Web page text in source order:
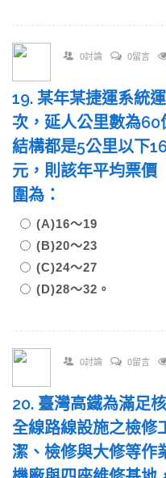
0討論 0留言
19. 某年某捷運系統
次，延人公里數為
結構都是5公里以下
元，則該年平均票價
圍為：
(A)16～19
(B)20～23
(C)24～27
(D)28～32。
0討論 0留言
20. 臺灣高鐵為滿足
全線路線設施之檢修
潔、檢修與大修等作